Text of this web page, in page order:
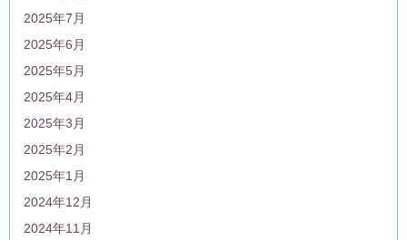
2025年7月
2025年6月
2025年5月
2025年4月
2025年3月
2025年2月
2025年1月
2024年12月
2024年11月